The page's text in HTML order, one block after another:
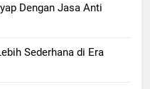
Dengan Jasa Anti
Sederhana di Era